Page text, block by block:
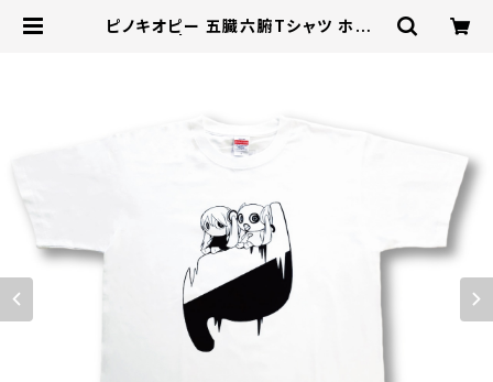
ピノキオピー 五臓六腑Tシャツ ホワイ